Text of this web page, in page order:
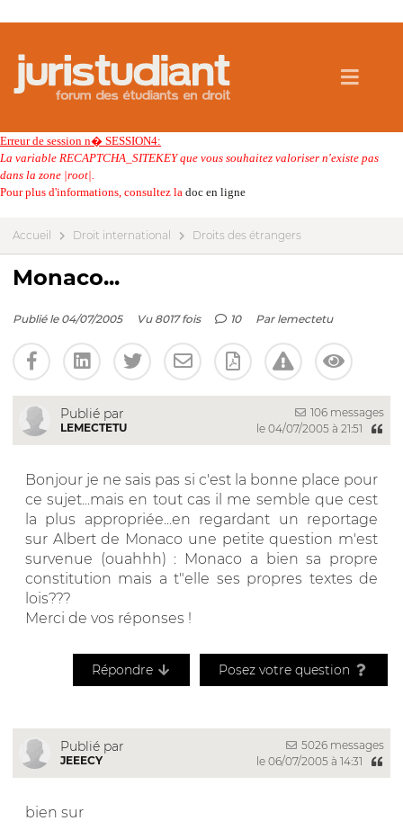
Erreur de session n� SESSION4:
La variable RECAPTCHA_SITEKEY que vous souhaitez valoriser n'existe pas
dans la zone |root|.
Pour plus d'informations, consultez la doc en ligne
Accueil Droit international Droits des étrangers
Monaco...
Publié le 04/07/2005 Vu 8017 fois 10 Par lemectetu
Publié par
LEMECTETU
106 messages
le 04/07/2005 à 21:51
Bonjour je ne sais pas si c'est la bonne place pour
ce sujet...mais en tout cas il me semble que cest
la plus appropriée...en regardant un reportage
sur Albert de Monaco une petite question m'est
survenue (ouahhh) : Monaco a bien sa propre
constitution mais a t"elle ses propres textes de
lois???
Merci de vos réponses !
Répondre Posez votre question
Publié par
JEEECY
5026 messages
le 06/07/2005 à 14:31
bien sur